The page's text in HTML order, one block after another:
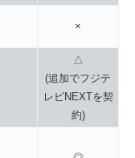
×
△
(追加でフジテ
レビNEXTを契
約)